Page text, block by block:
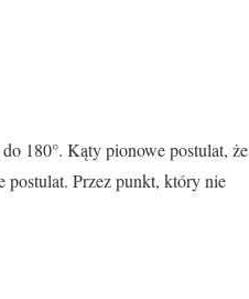
180°. Kąty pionowe postulat, że
postulat. Przez punkt, który nie